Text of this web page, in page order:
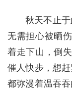
秋天不止
无需担心被晒
着走下山，倒
催人快步，想
都弥漫着温吞